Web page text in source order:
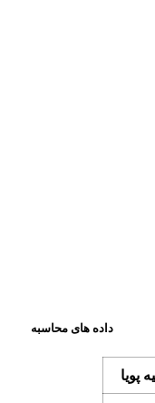
داده های محاسبه
پویا